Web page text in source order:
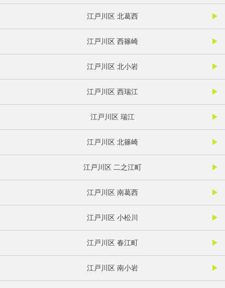
江戸川区 北葛西
江戸川区 西篠崎
江戸川区 北小岩
江戸川区 西瑞江
江戸川区 瑞江
江戸川区 北篠崎
江戸川区 二之江町
江戸川区 南葛西
江戸川区 小松川
江戸川区 春江町
江戸川区 南小岩